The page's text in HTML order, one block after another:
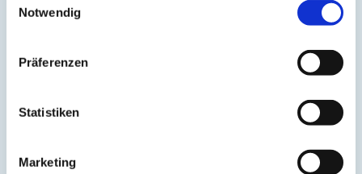
Notwendig
Präferenzen
Statistiken
Marketing
Chakra(6)
Containment
Der nach unten schauende Hund
Dosha(1)